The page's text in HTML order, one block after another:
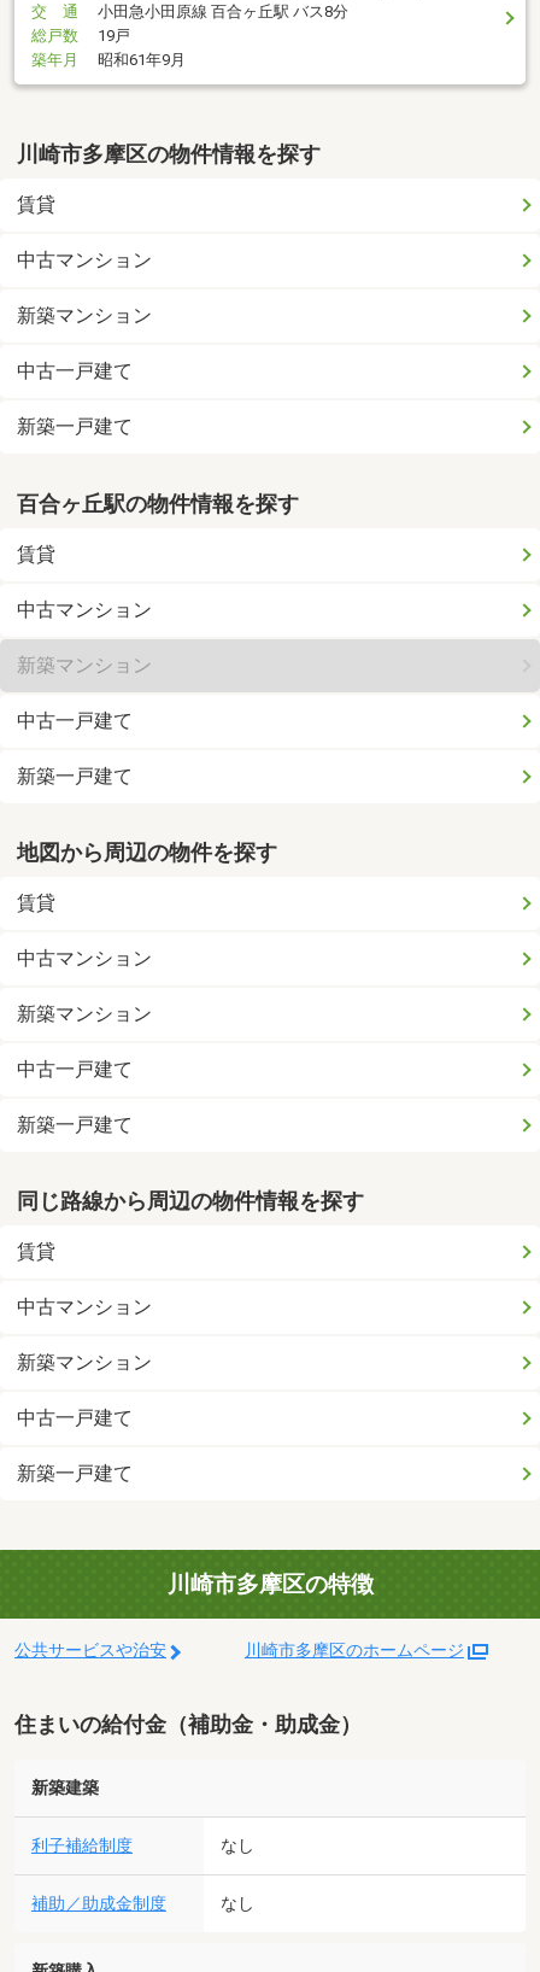
交 通
小田急小田原線 百合ヶ丘駅 バス8分
総戸数
19戸
築年月
昭和61年9月
川崎市多摩区の物件情報を探す
賃貸
中古マンション
新築マンション
中古一戸建て
新築一戸建て
百合ヶ丘駅の物件情報を探す
賃貸
中古マンション
新築マンション
中古一戸建て
新築一戸建て
地図から周辺の物件を探す
賃貸
中古マンション
新築マンション
中古一戸建て
新築一戸建て
同じ路線から周辺の物件情報を探す
賃貸
中古マンション
新築マンション
中古一戸建て
新築一戸建て
川崎市多摩区の特徴
公共サービスや治安 川崎市多摩区のホームページ
住まいの給付金（補助金・助成金）
新築建築
利子補給制度 なし
補助／助成金制度 なし